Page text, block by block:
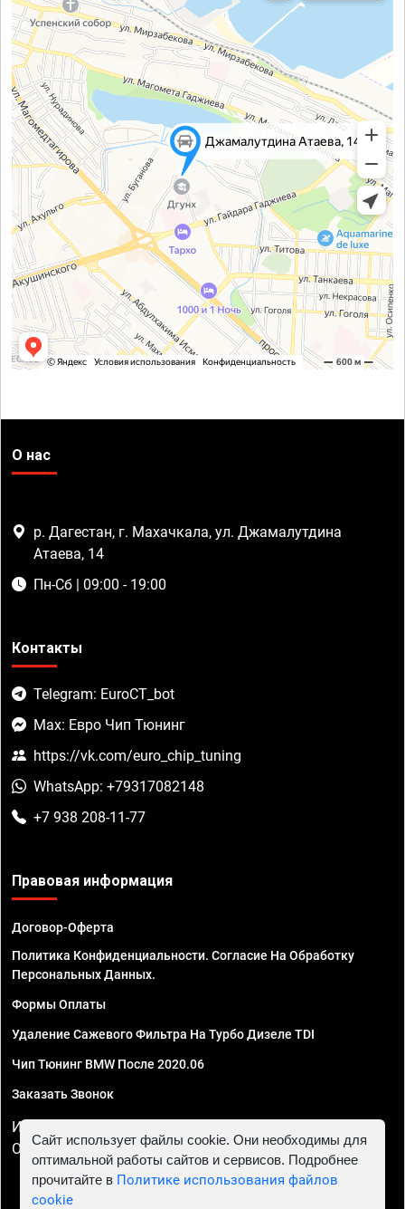
О нас
р. Дагестан, г. Махачкала, ул. Джамалутдина
Атаева, 14
Пн-Сб | 09:00 - 19:00
Контакты
Telegram: EuroCT_bot
Max: Евро Чип Тюнинг
https://vk.com/euro_chip_tuning
WhatsApp: +79317082148
+7 938 208-11-77
Правовая информация
Договор-Оферта
Политика Конфиденциальности. Согласие На Обработку
Персональных Данных.
Формы Оплаты
Удаление Сажевого Фильтра На Турбо Дизеле TDI
Чип Тюнинг BMW После 2020.06
Заказать Звонок
ИП Смирнов Георгий Павлович. ИНН 781302555843,
ОГРНИП 324470400032610
Сайт использует файлы cookie. Они необходимы для
оптимальной работы сайтов и сервисов. Подробнее
прочитайте в Политике использования файлов
cookie